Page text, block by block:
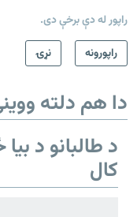
راپور له دې برخې دی.
راپورونه
نړۍ
دا هم دلته
د طالبانو د
کال